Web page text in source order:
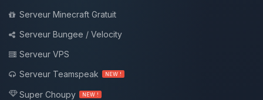
Serveur Minecraft Gratuit
Serveur Bungee / Velocity
Serveur VPS
Serveur Teamspeak
NEW !
Super Choupy NEW !